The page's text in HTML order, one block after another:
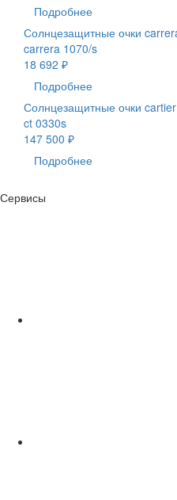
Подробнее
Солнцезащитные очки
carrera 1070/s
18 692 ₽
Подробнее
Солнцезащитные очки
ct 0330s
147 500 ₽
Подробнее
Сервисы